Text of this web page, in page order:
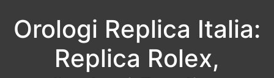
content
Orologi Replica Italia:
Replica Rolex,